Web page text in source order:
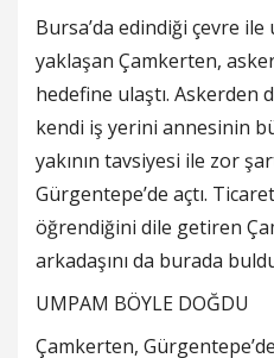
Bursa’da edindiği çevre
yaklaşan Çamkerten,
hedefine ulaştı. Askerden
kendi iş yerini annesinin
yakının tavsiyesi ile zor
Gürgentepe’de açtı.
öğrendiğini dile getiren
arkadaşını da burada
UMPAM BÖYLE DOĞDU
Çamkerten,